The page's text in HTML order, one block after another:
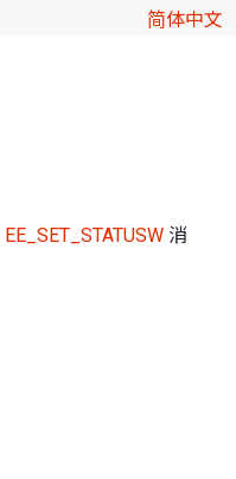
简体中文
EE_SET_STATUSW 消